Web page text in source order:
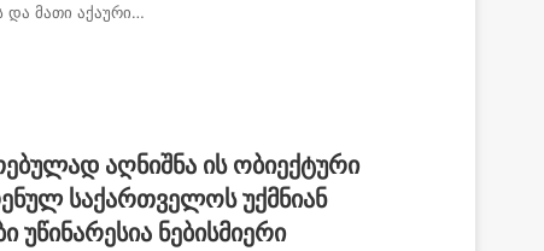
და მათი აქაური…
აღნიშნა ის ობიექტური
საქართველოს უქმნიან
ნებისმიერი